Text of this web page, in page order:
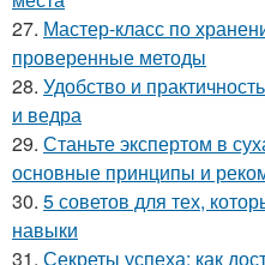
27. Мастер-класс по
проверенные методы
28. Удобство и
и ведра
29. Станьте экспертом в
основные принципы и
30. 5 советов для тех,
навыки
31. Секреты успеха: как